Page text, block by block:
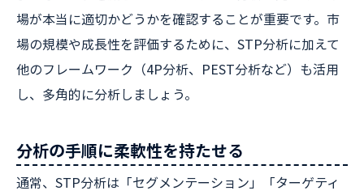
場が本当に適切かどうかを確認することが重要です。市
場の規模や成長性を評価するために、STP分析に加えて
他のフレームワーク（4P分析、PEST分析など）も活用
し、多角的に分析しましょう。
分析の手順に柔軟性を持たせる
通常、STP分析は「セグメンテーション」「ターゲティ